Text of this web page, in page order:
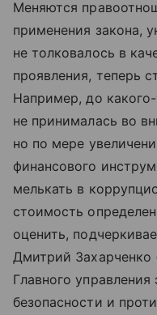
Меняются
применения закона,
не толковалось в
проявления, теперь
Например, до
не принималась во
но по мере
финансового
мелькать в
стоимость
оценить,
Дмитрий Захарченко
Главного
безопасности и